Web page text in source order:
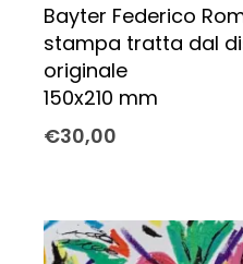
Bayter Federico
stampa tratta dal
originale
150x210 mm
€30,00